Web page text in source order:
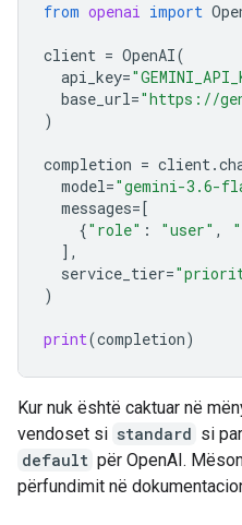
from openai import
client = OpenAI(
api_key=
base_url="https://
)
completion = client.
model="gemini-3.6-
messages=[
{"role" : "user" ,
],
service_tier=
)
print(completion)
Kur nuk është caktuar në
vendoset si standard si
default për OpenAI.
përfundimit në